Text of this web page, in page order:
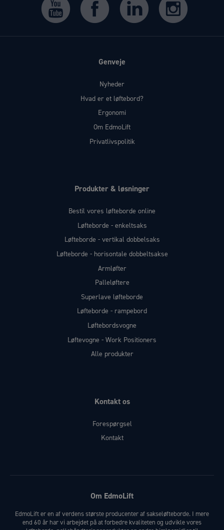
Genveje
Nyheder
Hvad er et løftebord?
Ergonomi
Om EdmoLift
Privatlivspolitik
Produkter & løsninger
Bestil vores løfteborde online
Løfteborde - enkeltsaks
Løfteborde - vertikal dobbelsaks
Løfteborde - horisontale dobbeltsakse
Armløfter
Palleløftere
Superlave løfteborde
Løfteborde - rampebord
Løftebordsvogne
Løftevogne - Work Positioners
Alle produkter
Kontakt os
Forespørgsel
Kontakt
Om EdmoLift
EdmoLift er en af verdens største producenter af sakseløfteborde. I mere
end 60 år har vi arbejdet på at forbedre kvaliteten og udvikle vores